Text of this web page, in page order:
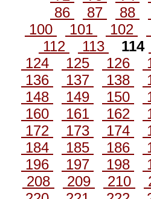
86
87 88
100
101 102
112
113 114
124
125 126
136
137 138
148
149 150
160
161 162
172
173 174
184
185 186
196
197 198
208
209 210